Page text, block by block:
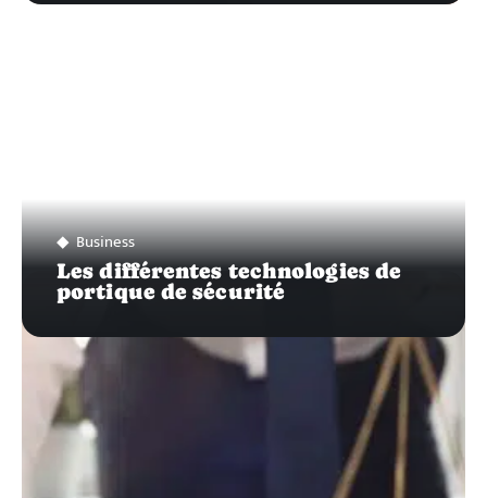
Business
Les différentes technologies de
portique de sécurité